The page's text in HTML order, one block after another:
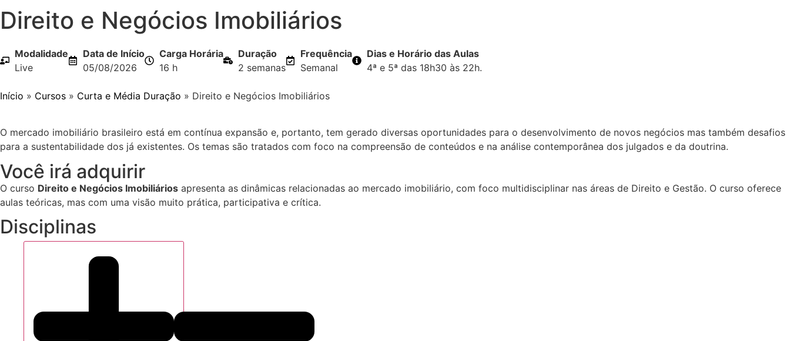
Direito e Negócios Imobiliários
Modalidade
Live
Data de Início
05/08/2026
Carga Horária
16 h
Duração
2 semanas
Frequência
Semanal
Dias e Horário das Aulas
4ª e 5ª das 18h30 às 22h.
Início » Cursos » Curta e Média Duração » Direito e Negócios Imobiliários
O mercado imobiliário brasileiro está em contínua expansão e, portanto, tem gerado diversas oportunidades para o desenvolvimento de novos negócios mas também desafios
para a sustentabilidade dos já existentes. Os temas são tratados com foco na compreensão de conteúdos e na análise contemporânea dos julgados e da doutrina.
Você irá adquirir
O curso Direito e Negócios Imobiliários apresenta as dinâmicas relacionadas ao mercado imobiliário, com foco multidisciplinar nas áreas de Direito e Gestão. O curso oferece
aulas teóricas, mas com uma visão muito prática, participativa e crítica.
Disciplinas